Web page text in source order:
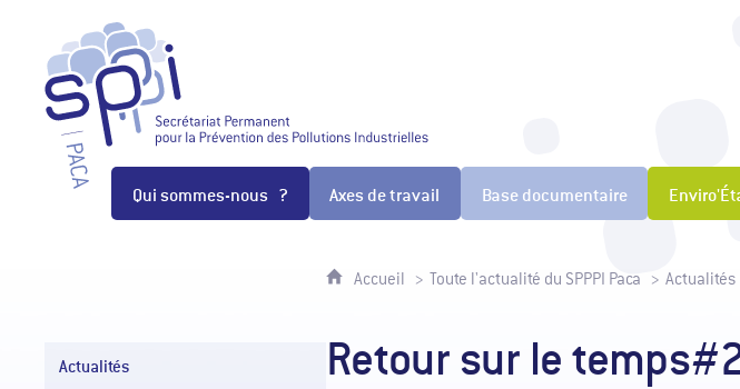
Qui sommes-nous ? Axes de travail Base documentaire
Actualités
Accueil Toute l'actualité du SPPPI Paca Actualités
Retour sur le